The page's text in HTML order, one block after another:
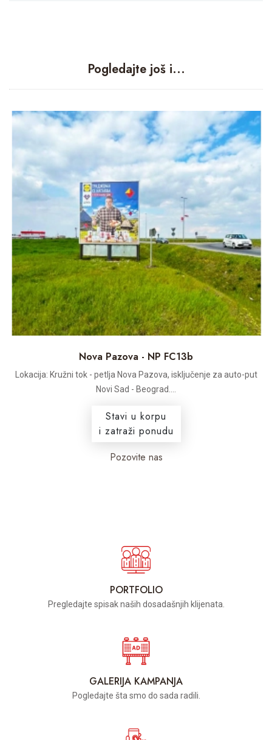
Pogledajte još i...
Nova Pazova - NP FC13b
Lokacija: Kružni tok - petlja Nova Pazova, isključenje za auto-put
Novi Sad - Beograd....
Stavi u korpu
i zatraži ponudu
Pozovite nas
PORTFOLIO
Pregledajte spisak naših dosadašnjih klijenata.
GALERIJA KAMPANJA
Pogledajte šta smo do sada radili.